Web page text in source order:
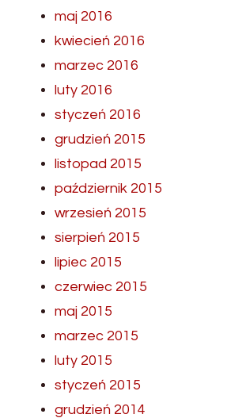
maj 2016
kwiecień 2016
marzec 2016
luty 2016
styczeń 2016
grudzień 2015
listopad 2015
październik 2015
wrzesień 2015
sierpień 2015
lipiec 2015
czerwiec 2015
maj 2015
marzec 2015
luty 2015
styczeń 2015
grudzień 2014